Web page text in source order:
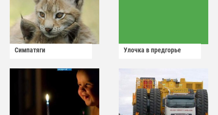
Симпатяги Улочка в предгорье